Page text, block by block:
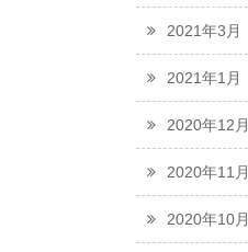
2021年3月
2021年1月
2020年12月
2020年11月
2020年10月